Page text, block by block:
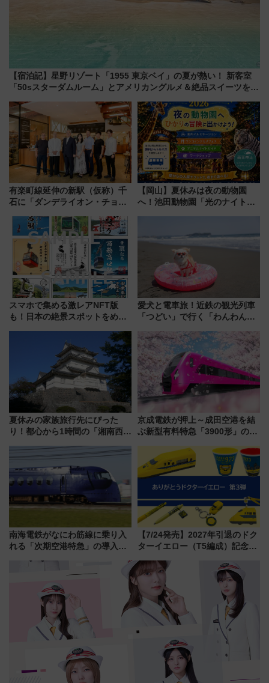
【宿泊記】星野リゾート「1955 東京ベイ」の夏が熱い！ 新客室
「50sスターダムルーム」とアメリカングルメ＆絶品スイーツを満
有楽町線延伸の新駅（仮称）千
石に「ダンデライオン・チョコ
1億円出資で挑む新時代のまちづ
くりとは？
【岡山】夏休みは夜の動物園
へ！池田動物園「光のナイトズ
スマホで集める激レアNFT版
も！日本の絶景スポットをめぐ
愛犬と電車旅！近鉄の観光列車
「つどい」で行く「わんわん列
める日帰りツアー
夏休みの家族旅行先にぴった
り！都心から1時間の「湘南西エ
島とは異なる魅力を持つ今夏の
注目スポット
京成電鉄が押上～成田空港を結
ぶ新型有料特急「3900形」のコ
募集も実施
南海電鉄がなにわ筋線に乗り入
れる「次期空港特急」の導入を
【7/24発売】2027年引退のドク
ターイエロー（T5編成）記念グ
送の目覚まし時計など通販・販
売店舗まとめ